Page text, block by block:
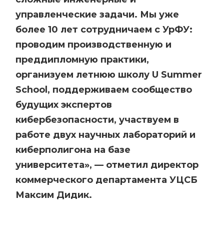
управленческие задачи. Мы уже
более 10 лет сотрудничаем с УрФУ:
проводим производственную и
преддипломную практики,
организуем летнюю школу U Summer
School, поддерживаем сообщество
будущих экспертов
кибербезопасности, участвуем в
работе двух научных лабораторий и
киберполигона на базе
университета», — отметил директор
коммерческого департамента УЦСБ
Максим Дидик.